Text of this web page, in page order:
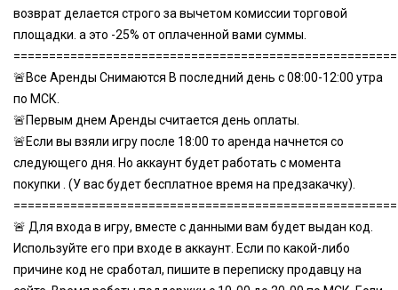
возврат делается строго за вычетом комиссии торговой
площадки. а это -25% от оплаченной вами суммы.
🚨Все Аренды Снимаются В последний день с 08:00-12:00 утра
по МСК.
🚨Первым днем Аренды считается день оплаты.
🚨Если вы взяли игру после 18:00 то аренда начнется со
следующего дня. Но аккаунт будет работать с момента
покупки . (У вас будет бесплатное время на предзакачку).
🚨 Для входа в игру, вместе с данными вам будет выдан код.
Используйте его при входе в аккаунт. Если по какой-либо
причине код не сработал, пишите в переписку продавцу на